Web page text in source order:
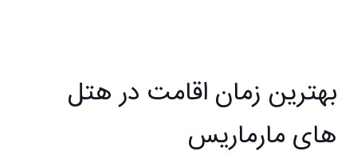
بهترین زمان اقامت در هتل
های مارماریس